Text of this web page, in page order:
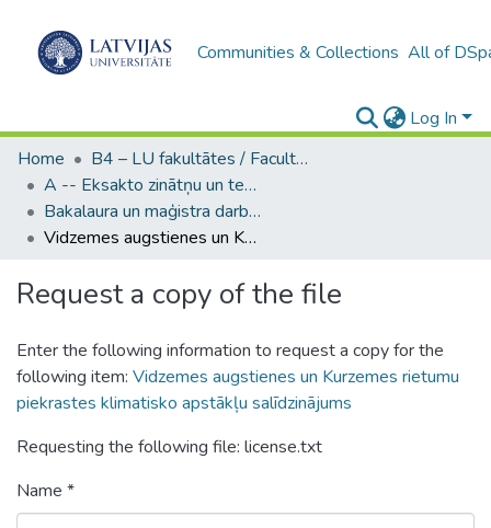
Communities & Collections All of
Log In
Home
B4 – LU fakultātes / Faculties of the UL
A -- Eksakto zinātņu un tehnoloģiju fakultāte / Faculty of Science and Technology
Bakalaura un maģistra darbi (EZTF) / Bachelor's and Master's theses
Vidzemes augstienes un Kurzemes rietumu piekrastes klimatisko apstākļu salīdzinājums
Request a copy of the file
Enter the following information to request a copy for the
following item: Vidzemes augstienes un Kurzemes rietumu
piekrastes klimatisko apstākļu salīdzinājums
Requesting the following file: license.txt
Name *